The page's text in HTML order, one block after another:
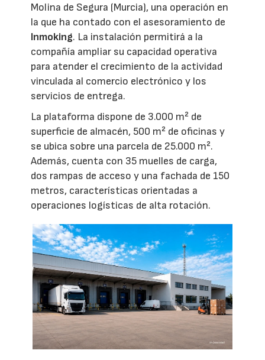
Molina de Segura (Murcia), una operación en
la que ha contado con el asesoramiento de
Inmoking. La instalación permitirá a la
compañía ampliar su capacidad operativa
para atender el crecimiento de la actividad
vinculada al comercio electrónico y los
servicios de entrega.
La plataforma dispone de 3.000 m² de
superficie de almacén, 500 m² de oficinas y
se ubica sobre una parcela de 25.000 m².
Además, cuenta con 35 muelles de carga,
dos rampas de acceso y una fachada de 150
metros, características orientadas a
operaciones logísticas de alta rotación.